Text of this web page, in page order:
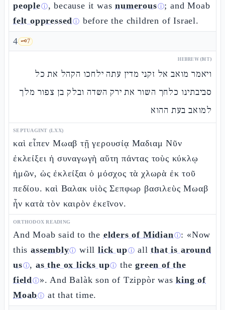
peopleⓘ, because it wasnumerousⓘ; and Moab
felt oppressedⓘ before the children of Israel.
4 🗝️7
HEBREW (MT)
ויאמר מואב אל זקני מדין עתה ילחכו הקהל את כל
סביבתינו כלחך השור את ירק השדה ובלק בן צפור מלך
למואב בעת ההוא
SEPTUAGINT (LXX)
καὶ εἶπεν Μωαβ τῇ γερουσίᾳ Μαδιαμ Νῦν
ἐκλείξει ἡ συναγωγὴ αὕτη πάντας τοὺς κύκλῳ
ἡμῶν, ὡς ἐκλείξαι ὁ μόσχος τὰ χλωρὰ ἐκ τοῦ
πεδίου. καὶ Βαλακ υἱὸς Σεπφωρ βασιλεὺς Μωαβ
ἦν κατὰ τὸν καιρὸν ἐκεῖνον.
ORTHODOX READING
And Moab said to the elders of Midianⓘ: «Now
this assemblyⓘ willlick upⓘ allthat is around
usⓘ,as the ox licks upⓘ thegreen of the
fieldⓘ». And Balàk son of Tzippòr wasking of
Moabⓘ at that time.